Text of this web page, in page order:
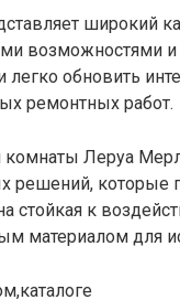
широкий
возможностями
легко обновить
ремонтных работ.
Леруа
решений, которые
стойкая к
материалом для